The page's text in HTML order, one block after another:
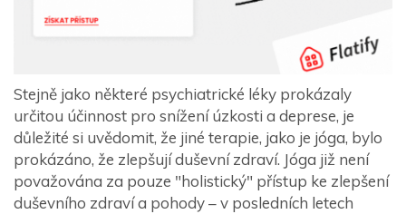
Stejně jako některé psychiatrické léky prokázaly
určitou účinnost pro snížení úzkosti a deprese, je
důležité si uvědomit, že jiné terapie, jako je jóga, bylo
prokázáno, že zlepšují duševní zdraví. Jóga již není
považována za pouze "holistický" přístup ke zlepšení
duševního zdraví a pohody – v posledních letech